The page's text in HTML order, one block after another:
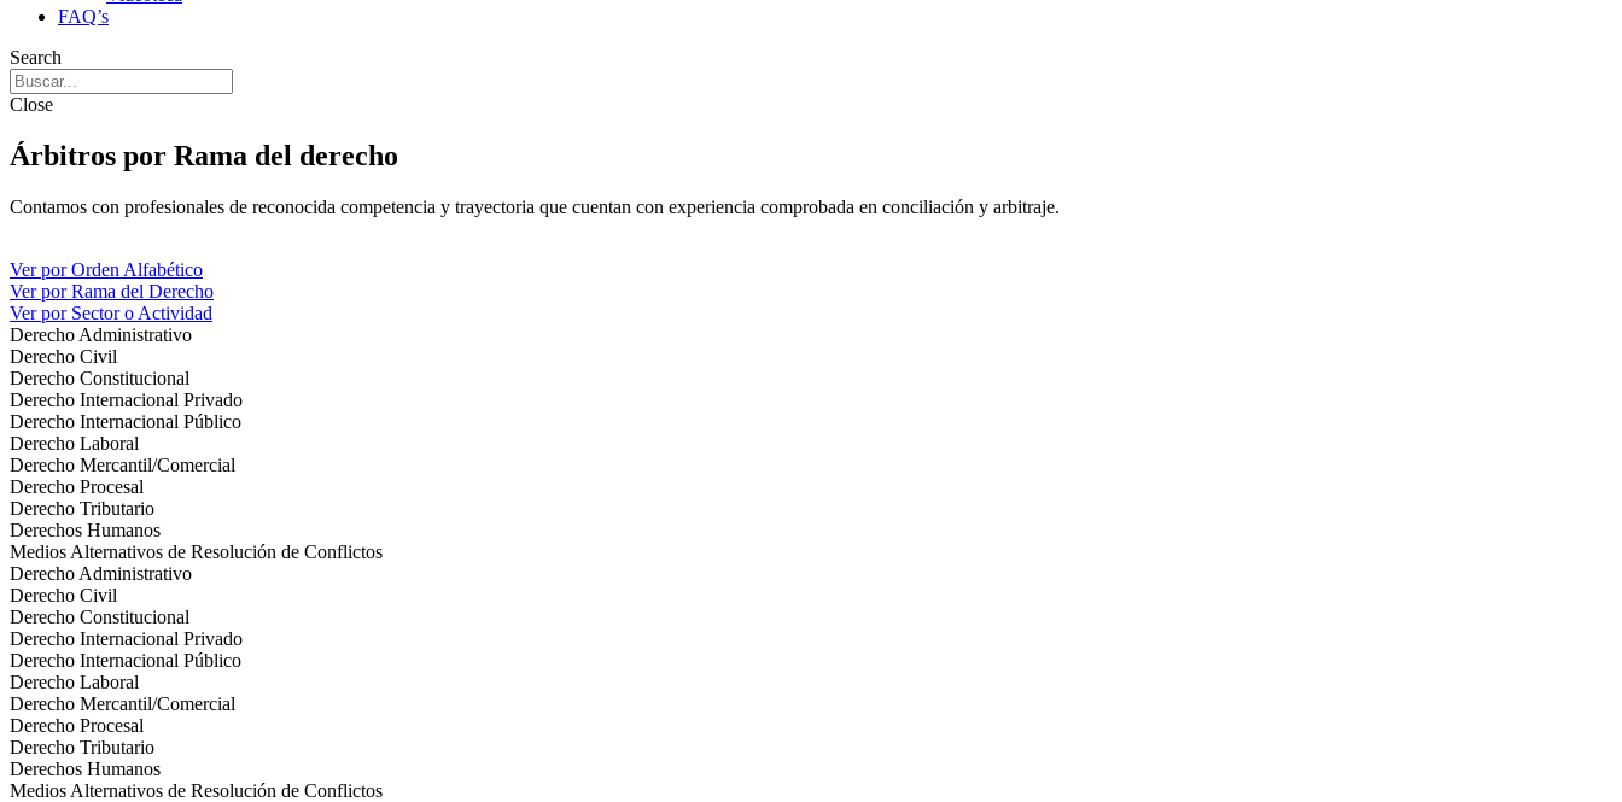
FAQ’s
Search
Close
Árbitros por Rama del derecho
Contamos con profesionales de reconocida competencia y trayectoria que cuentan con experiencia comprobada en conciliación y arbitraje.
Ver por Orden Alfabético
Ver por Rama del Derecho
Ver por Sector o Actividad
Derecho Administrativo
Derecho Civil
Derecho Constitucional
Derecho Internacional Privado
Derecho Internacional Público
Derecho Laboral
Derecho Mercantil/Comercial
Derecho Procesal
Derecho Tributario
Derechos Humanos
Medios Alternativos de Resolución de Conflictos
Derecho Administrativo
Derecho Civil
Derecho Constitucional
Derecho Internacional Privado
Derecho Internacional Público
Derecho Laboral
Derecho Mercantil/Comercial
Derecho Procesal
Derecho Tributario
Derechos Humanos
Medios Alternativos de Resolución de Conflictos